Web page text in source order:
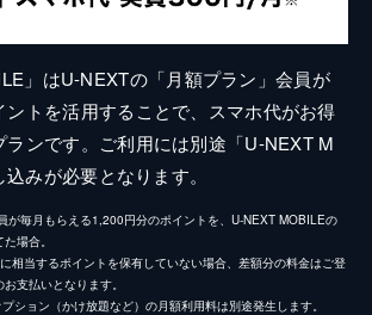
」はU-NEXTの「月額プラン」会員が
トを活用することで、スマホ代がお得
ランです。ご利用には別途「U-NEXT M
みが必要となります。
が毎月もらえる1,200円分のポイントを、U-NEXT MOBILEの
場合。
相当するポイントを保有していない場合、差額分の料金はご登
支払いとなります。
ション（かけ放題など）の月額利用料は別途発生します。